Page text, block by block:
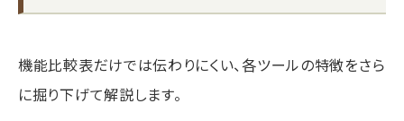
機能比較表だけでは伝わりにくい、各ツールの特徴をさら
に掘り下げて解説します。